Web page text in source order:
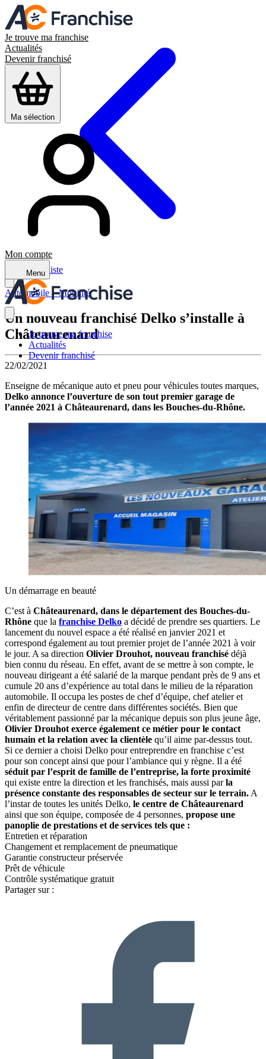
Je trouve ma franchise
Actualités
Devenir franchisé
Ma sélection
Mon compte
Menu
Je trouve ma franchise
Actualités
Devenir franchisé
Retour à la liste
Automobile – Mobilité
Un nouveau franchisé Delko s’installe à
Châteaurenard
22/02/2021
Enseigne de mécanique auto et pneu pour véhicules toutes marques,
Delko annonce l’ouverture de son tout premier garage de
l’année 2021 à Châteaurenard, dans les Bouches-du-Rhône.
Un démarrage en beauté
C’est à Châteaurenard, dans le département des Bouches-du-
Rhône que la franchise Delko a décidé de prendre ses quartiers. Le
lancement du nouvel espace a été réalisé en janvier 2021 et
correspond également au tout premier projet de l’année 2021 à voir
le jour. A sa direction Olivier Drouhot, nouveau franchisé déjà
bien connu du réseau. En effet, avant de se mettre à son compte, le
nouveau dirigeant a été salarié de la marque pendant près de 9 ans et
cumule 20 ans d’expérience au total dans le milieu de la réparation
automobile. Il occupa les postes de chef d’équipe, chef atelier et
enfin de directeur de centre dans différentes sociétés. Bien que
véritablement passionné par la mécanique depuis son plus jeune âge,
Olivier Drouhot exerce également ce métier pour le contact
humain et la relation avec la clientèle qu’il aime par-dessus tout.
Si ce dernier a choisi Delko pour entreprendre en franchise c’est
pour son concept ainsi que pour l’ambiance qui y règne. Il a été
séduit par l’esprit de famille de l’entreprise, la forte proximité
qui existe entre la direction et les franchisés, mais aussi parla
présence constante des responsables de secteur sur le terrain. A
l’instar de toutes les unités Delko, le centre de Châteaurenard
ainsi que son équipe, composée de 4 personnes, propose une
panoplie de prestations et de services tels que :
Entretien et réparation
Changement et remplacement de pneumatique
Garantie constructeur préservée
Prêt de véhicule
Contrôle systématique gratuit
Partager sur :